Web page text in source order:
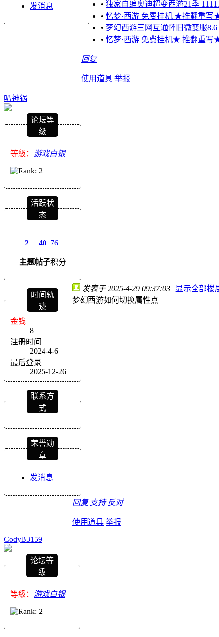
发消息
• 独家自编奥迪超变西游21季
• 忆梦·西游 免费挂机 ★推翻重写
• 梦幻西游三网互通怀旧微变服8.6
• 忆梦·西游 免费挂机★ 推翻重
回复
使用道具 举报
叭神锅
论坛等
级
等級： 游戏白银
活跃状
态
2
主题
40
帖子
76
积分
时间轨
迹
金钱
8
注册时间
2024-4-6
最后登录
2025-12-26
联系方
式
荣誉勋
章
发消息
发表于 2025-4-29 09:37:03 | 显示全部楼
梦幻西游如何切换属性点
回复 支持 反对
使用道具 举报
CodyB3159
论坛等
级
等級： 游戏白银